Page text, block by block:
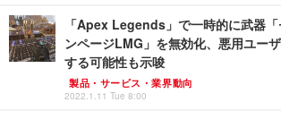
「Apex Legends」で一時的に武器
ンページLMG」を無効化、悪用ユー
する可能性も示唆
製品・サービス・業界動向
2022.1.11 Tue 8:00